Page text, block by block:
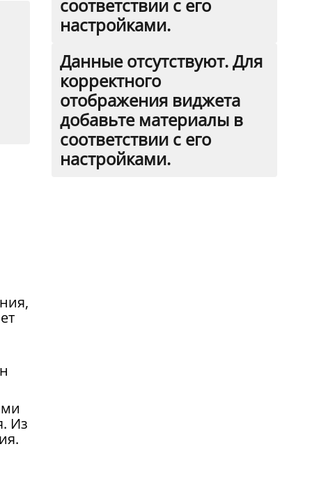
Из
соответствии с его
настройками.
Данные отсутствуют. Для
корректного
отображения виджета
добавьте материалы в
соответствии с его
настройками.